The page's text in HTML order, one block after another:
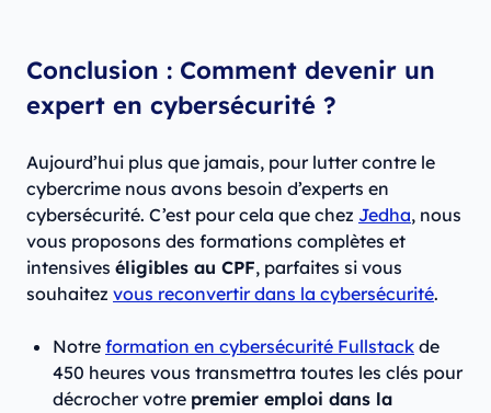
Conclusion : Comment devenir un
expert en cybersécurité ?
Aujourd’hui plus que jamais, pour lutter contre le
cybercrime nous avons besoin d’experts en
cybersécurité. C’est pour cela que chez Jedha, nous
vous proposons des formations complètes et
intensives éligibles au CPF, parfaites si vous
souhaitez vous reconvertir dans la cybersécurité.
Notre formation en cybersécurité Fullstack de
450 heures vous transmettra toutes les clés pour
décrocher votre premier emploi dans la